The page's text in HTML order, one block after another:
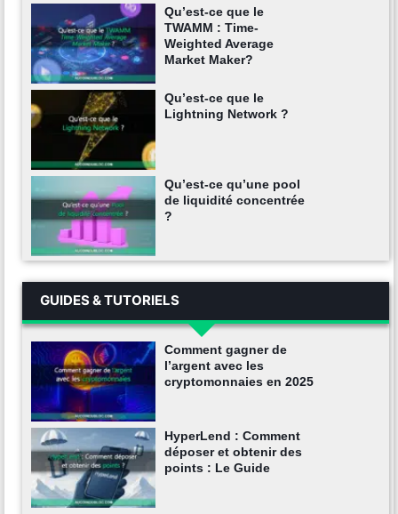
Qu’est-ce que le
TWAMM : Time-
Weighted Average
Market Maker?
Qu’est-ce que le
Lightning Network ?
Qu’est-ce qu’une pool
de liquidité concentrée
?
GUIDES & TUTORIELS
Comment gagner de
l’argent avec les
cryptomonnaies en 2025
HyperLend : Comment
déposer et obtenir des
points : Le Guide